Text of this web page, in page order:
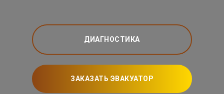
ДИАГНОСТИКА
ЗАКАЗАТЬ ЭВАКУАТОР